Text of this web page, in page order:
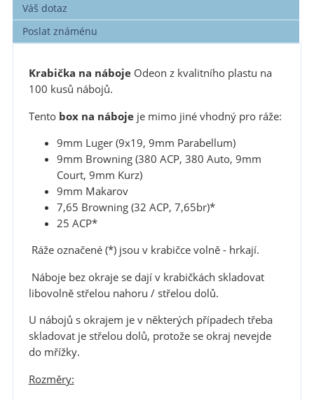
Váš dotaz
Poslat známénu
Krabička na nábojeOdeon z kvalitního plastu na
100 kusů nábojů.
Tento box na nábojeje mimo jiné vhodný pro ráže:
9mm Luger (9x19, 9mm Parabellum)
9mm Browning (380 ACP, 380 Auto, 9mm
Court, 9mm Kurz)
9mm Makarov
7,65 Browning (32 ACP, 7,65br)*
25 ACP*
Ráže označené (*) jsou v krabičce volně - hrkají.
Náboje bez okraje se dají v krabičkách skladovat
libovolně střelou nahoru / střelou dolů.
U nábojů s okrajem je v některých případech třeba
skladovat je střelou dolů, protože se okraj nevejde
do mřížky.
Rozměry: